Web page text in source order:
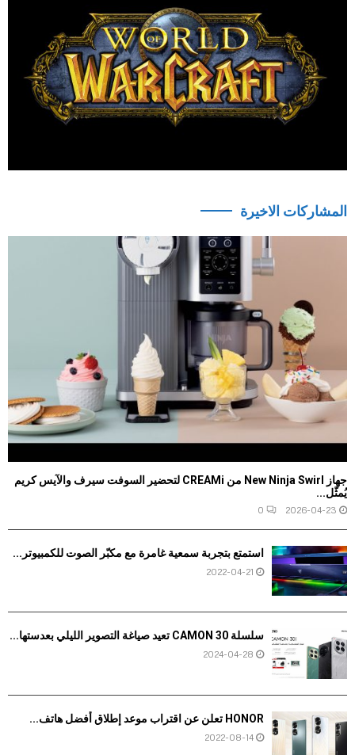
المشاركات الاخيرة
جهاز New Ninja Swirl من CREAMi لتحضير السوفت سيرف والآيس كريم
يُمثّل...
2026-04-23
0
استمتع بتجربة سمعية غامرة مع مكبّر الصوت للكمبيوتر...
2022-04-21
سلسلة CAMON 30 تعيد صياغة التصوير الليلي بعدستها...
2024-04-28
HONOR تعلن عن اقتراب موعد إطلاق أفضل هاتف...
2022-08-14